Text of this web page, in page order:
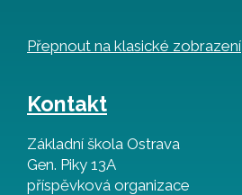
Přepnout na klasické zobrazení
Kontakt
Základní škola Ostrava
Gen. Piky 13A
příspěvková organizace